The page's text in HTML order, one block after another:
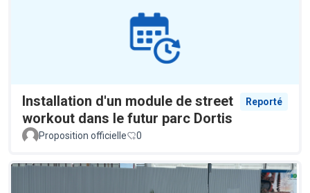
Installation d'un module de street
workout dans le futur parc Dortis
Reporté
Proposition officielle 0